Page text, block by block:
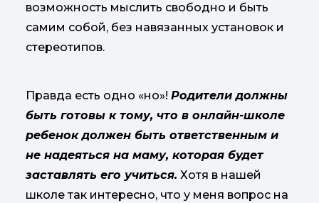
возможность мыслить свободно и быть
самим собой, без навязанных установок и
стереотипов.
Правда есть одно «но»! Родители должны
быть готовы к тому, что в онлайн-школе
ребенок должен быть ответственным и
не надеяться на маму, которая будет
заставлять его учиться. Хотя в нашей
школе так интересно, что у меня вопрос на